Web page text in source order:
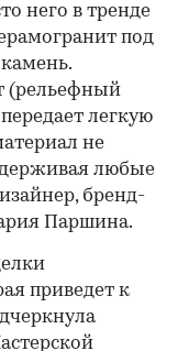
него в тренде
под
(рельефный
легкую
не
любые
бренд-
Паршина.
приведет к